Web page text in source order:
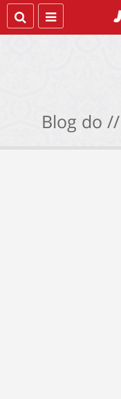
Blog do //